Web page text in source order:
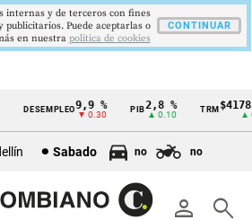
DESEMPLEO 9,9 %
▼ 0.30
PIB2,8 %
▲ 0.10
TRM
▲
Sabado no no
person search
internas y de terceros con fines
publicitarios. Puede aceptarlas o
en nuestra politica de cookies
CONTINUAR